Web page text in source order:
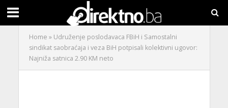
Home » Udruženje poslodavaca FBiH i Samostalni
sindikat saobraćaja i veza BiH potpisali kolektivni ugovor:
Najniža satnica 2.90 KM neto